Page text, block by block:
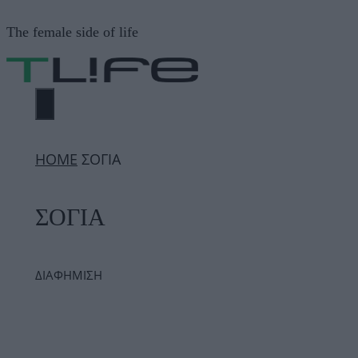
σε
περιεχόμενο
The female side of life
ΜΕΝΟΎ
ΗΟΜΕ ΣΟΓΙΑ
ΣΟΓΙΑ
ΔΙΑΦΗΜΙΣΗ